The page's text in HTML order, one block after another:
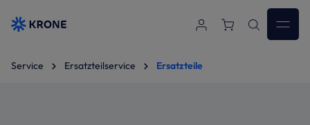
Zum Hauptinhalt springen
Service Ersatzteilservice Ersatzteile